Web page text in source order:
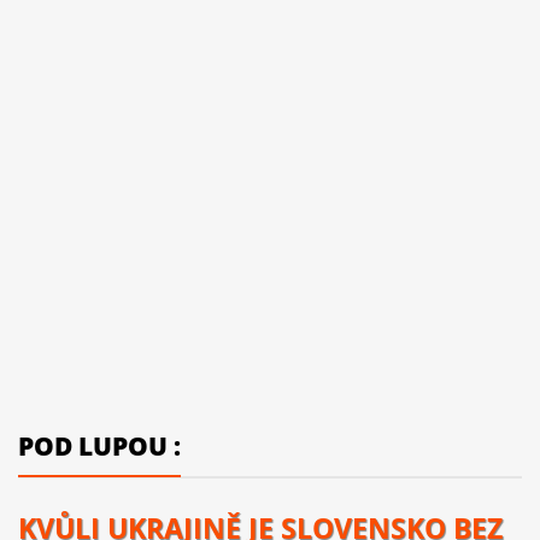
POD LUPOU :
KVŮLI UKRAJINĚ JE SLOVENSKO BEZ